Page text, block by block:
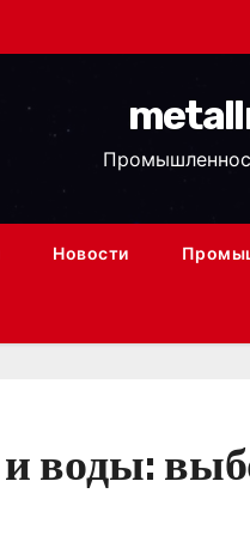
Новости
воды: